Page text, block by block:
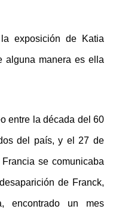
exposición de Katia
alguna manera es ella
entre la década del 60
del país, y el 27 de
se comunicaba
de Franck,
encontrado un mes